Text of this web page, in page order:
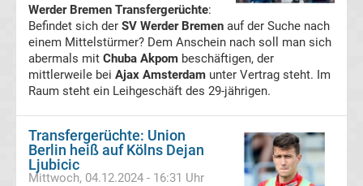
Transfergerüchte
international
Transfergerüchte
Transfergerüchte
Werder Bremen Transfergerüchte:
Befindet sich der SV Werder Bremen auf der Suche nach
einem Mittelstürmer? Dem Anschein nach soll man sich
abermals mit Chuba Akpom beschäftigen, der
mittlerweile bei Ajax Amsterdam unter Vertrag steht. Im
Raum steht ein Leihgeschäft des 29-jährigen.
Transfergerüchte: Union
Berlin heiß auf Kölns Dejan
Ljubicic
Mittwoch, 04.12.2024 - 16:31 Uhr